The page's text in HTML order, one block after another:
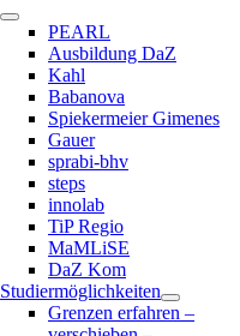
PEARL
Ausbildung DaZ
Kahl
Babanova
Spiekermeier Gimenes
Gauer
sprabi-bhv
steps
innolab
TiP Regio
MaMLiSE
DaZ Kom
Studiermöglichkeiten
Grenzen erfahren –